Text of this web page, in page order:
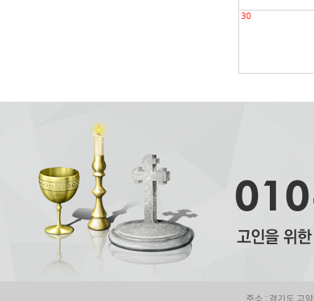
30
주소 : 경기도 고